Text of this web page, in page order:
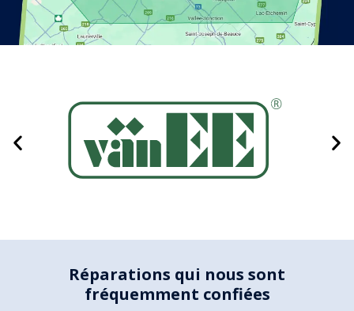
Réparations qui nous sont
fréquemment confiées